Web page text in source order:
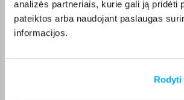
analizės partneriais, kurie gali ją pridėti
pateiktos arba naudojant paslaugas
informacijos.
Vytautas B.
Patvirtintas pirkėjas